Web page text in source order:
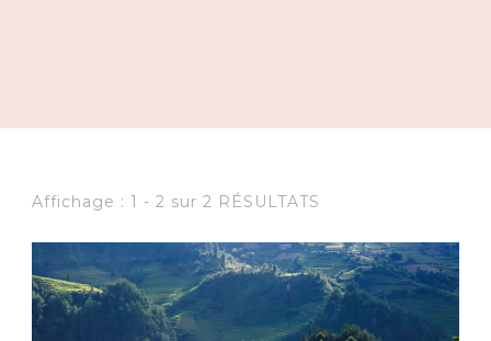
Affichage : 1 - 2 sur 2 RÉSULTATS